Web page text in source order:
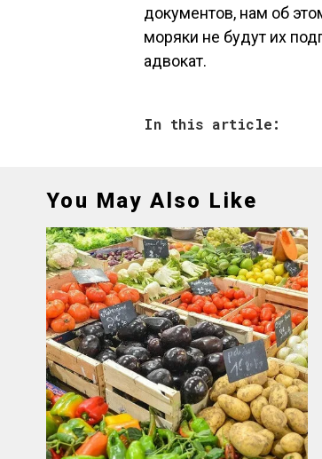
документов, нам об
моряки не будут их
адвокат.
In this article:
You May Also Like